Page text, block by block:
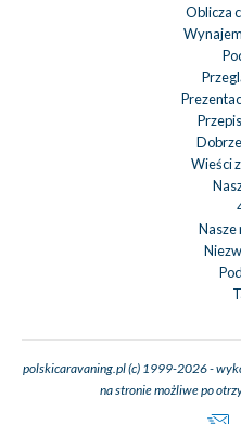
Oblicza
Wieści
Nasze
polskicaravaning.pl (c) 1999-2026 -
na stronie możliwe po